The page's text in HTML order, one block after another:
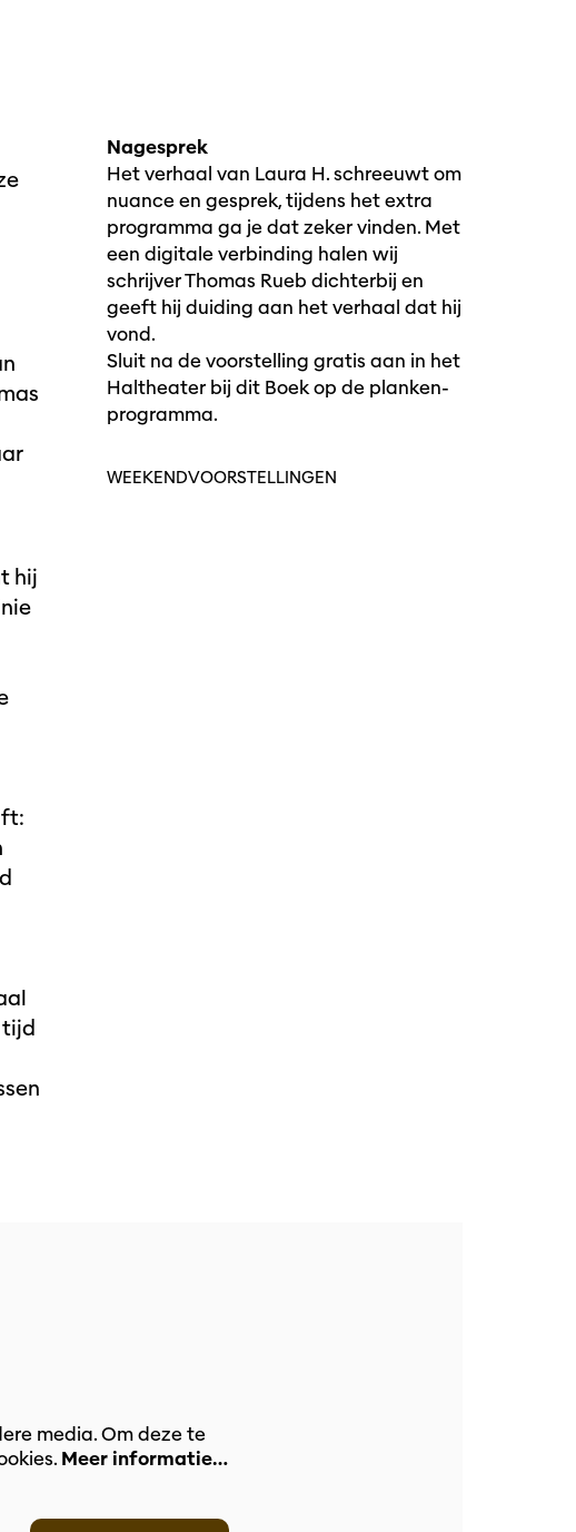
hij
Nagesprek
Het verhaal van Laura H. schreeuwt om
nuance en gesprek, tijdens het extra
programma ga je dat zeker vinden. Met
een digitale verbinding halen wij
schrijver Thomas Rueb dichterbij en
geeft hij duiding aan het verhaal dat hij
vond.
Sluit na de voorstelling gratis aan in het
Haltheater bij dit Boek op de planken-
programma.
WEEKENDVOORSTELLINGEN
media. Om deze te
Meer informatie…